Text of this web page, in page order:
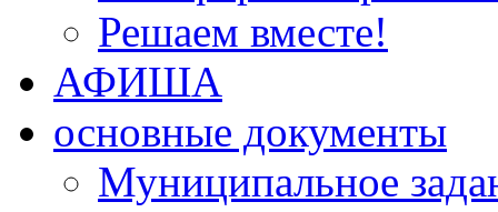
Решаем вместе!
АФИША
основные документы
Муниципальное